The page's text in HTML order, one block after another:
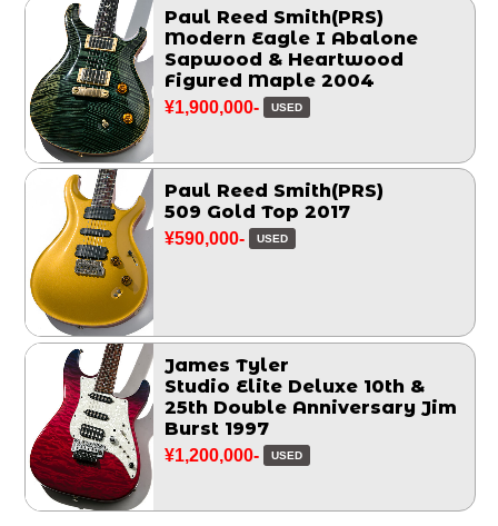
Paul Reed Smith(PRS)
Modern Eagle I Abalone
Sapwood & Heartwood
Figured Maple 2004
¥1,900,000- USED
Paul Reed Smith(PRS)
509 Gold Top 2017
¥590,000- USED
James Tyler
Studio Elite Deluxe 10th &
25th Double Anniversary Jim
Burst 1997
¥1,200,000- USED